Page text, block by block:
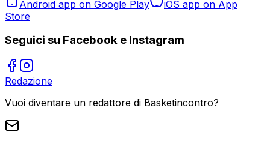
Android app on Google Play
iOS app on App
Store
Seguici su Facebook e Instagram
Redazione
Vuoi diventare un redattore di Basketincontro?